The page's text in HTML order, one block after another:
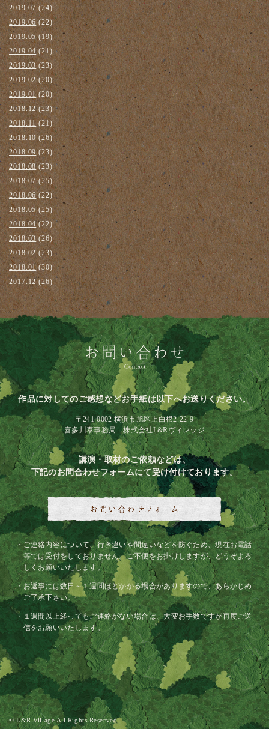
2019.07(24)
2019.06(22)
2019.05 (19)
2019.04(21)
2019.03(23)
2019.02(20)
2019.01 (20)
2018.12(23)
2018.11 (21)
2018.10 (26)
2018.09(23)
2018.08(23)
2018.07 (25)
2018.06(22)
2018.05(25)
2018.04(22)
2018.03 (26)
2018.02(23)
2018.01(30)
2017.12(26)
作品に対してのご感想などお手紙は以下へお送りください。
〒241-0002 横浜市旭区上白根2-22-9
喜多川泰事務局 株式会社L&Rヴィレッジ
講演・取材のご依頼などは、
下記のお問合わせフォームにて受け付けております。
ご連絡内容について、行き違いや間違いなどを防ぐため、現在お電話
等では受付をしておりません。ご不便をお掛けしますが、どうぞよろ
しくお願いいたします。
お返事には数日～１週間ほどかかる場合がありますので、あらかじめ
ご了承下さい。
１週間以上経ってもご連絡がない場合は、大変お手数ですが再度ご送
信をお願いいたします。
© L&R Village All Rights Reserved.